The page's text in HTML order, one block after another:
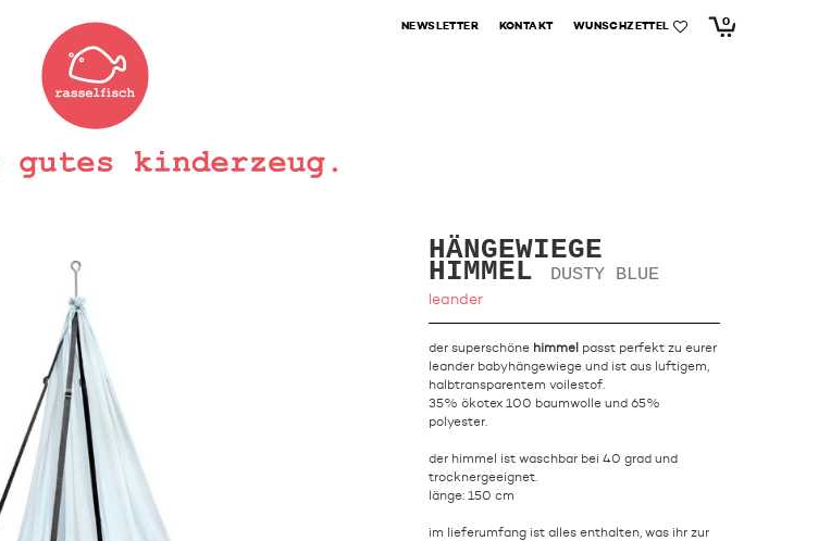
NEWSLETTER KONTAKT WUNSCHZETTEL 0
HÄNGEWIEGE
HIMMEL DUSTY BLUE
leander
der superschöne himmel passt perfekt zu eurer
leander babyhängewiege und ist aus luftigem,
halbtransparentem voilestof.
35% ökotex 100 baumwolle und 65%
polyester.
der himmel ist waschbar bei 40 grad und
trocknergeeignet.
länge: 150 cm
im lieferumfang ist alles enthalten, was ihr zur